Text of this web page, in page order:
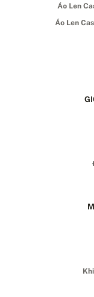
Áo Len
Áo Len